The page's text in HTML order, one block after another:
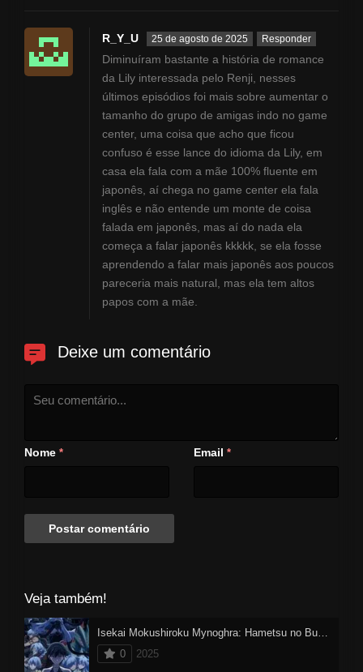
R_Y_U 25 de agosto de 2025 Responder
Diminuíram bastante a história de romance
da Lily interessada pelo Renji, nesses
últimos episódios foi mais sobre aumentar o
tamanho do grupo de amigas indo no game
center, uma coisa que acho que ficou
confuso é esse lance do idioma da Lily, em
casa ela fala com a mãe 100% fluente em
japonês, aí chega no game center ela fala
inglês e não entende um monte de coisa
falada em japonês, mas aí do nada ela
começa a falar japonês kkkkk, se ela fosse
aprendendo a falar mais japonês aos poucos
pareceria mais natural, mas ela tem altos
papos com a mãe.
Deixe um comentário
Nome * Email *
Veja também!
Isekai Mokushiroku Mynoghra: Hametsu no Bunmei de Hajimeru Sekai Seifuku
0
2025